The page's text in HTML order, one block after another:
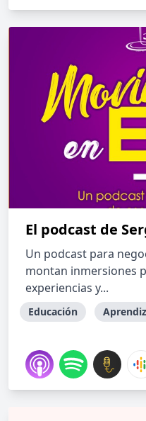
El podcast de
Un podcast para
montan inmersiones
experiencias y...
Educación